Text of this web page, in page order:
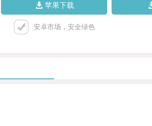
苹果下载
安卓市场，安全绿色